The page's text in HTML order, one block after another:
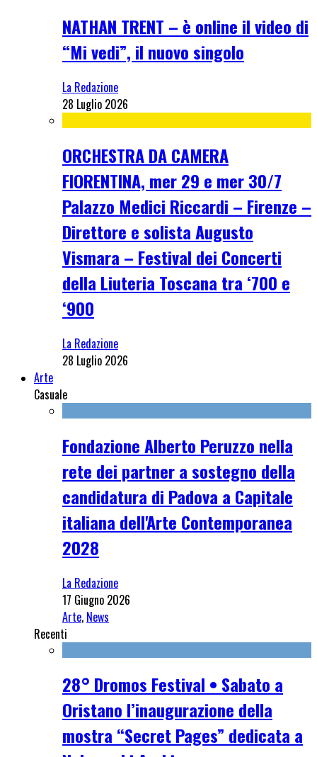
NATHAN TRENT – è online il video di
“Mi vedi”, il nuovo singolo
La Redazione
28 Luglio 2026
ORCHESTRA DA CAMERA
FIORENTINA, mer 29 e mer 30/7
Palazzo Medici Riccardi – Firenze –
Direttore e solista Augusto
Vismara – Festival dei Concerti
della Liuteria Toscana tra ‘700 e
‘900
La Redazione
28 Luglio 2026
Arte
Casuale
Fondazione Alberto Peruzzo nella
rete dei partner a sostegno della
candidatura di Padova a Capitale
italiana dell'Arte Contemporanea
2028
La Redazione
17 Giugno 2026
Arte, News
Recenti
28° Dromos Festival • Sabato a
Oristano l’inaugurazione della
mostra “Secret Pages” dedicata a